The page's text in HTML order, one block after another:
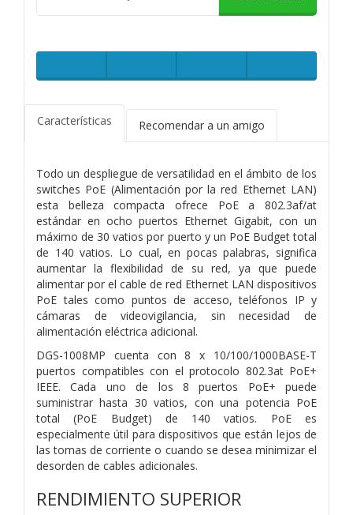
Características Recomendar a un amigo
Todo un despliegue de versatilidad en el ámbito de los
switches PoE (Alimentación por la red Ethernet LAN)
esta belleza compacta ofrece PoE a 802.3af/at
estándar en ocho puertos Ethernet Gigabit, con un
máximo de 30 vatios por puerto y un PoE Budget total
de 140 vatios. Lo cual, en pocas palabras, significa
aumentar la flexibilidad de su red, ya que puede
alimentar por el cable de red Ethernet LAN dispositivos
PoE tales como puntos de acceso, teléfonos IP y
cámaras de videovigilancia, sin necesidad de
alimentación eléctrica adicional.
DGS-1008MP cuenta con 8 x 10/100/1000BASE-T
puertos compatibles con el protocolo 802.3at PoE+
IEEE. Cada uno de los 8 puertos PoE+ puede
suministrar hasta 30 vatios, con una potencia PoE
total (PoE Budget) de 140 vatios. PoE es
especialmente útil para dispositivos que están lejos de
las tomas de corriente o cuando se desea minimizar el
desorden de cables adicionales.
RENDIMIENTO SUPERIOR